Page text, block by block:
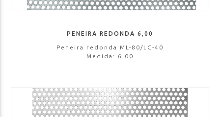
PENEIRA REDONDA 6,00
Peneira redonda ML-80/LC-40
Medida: 6,00